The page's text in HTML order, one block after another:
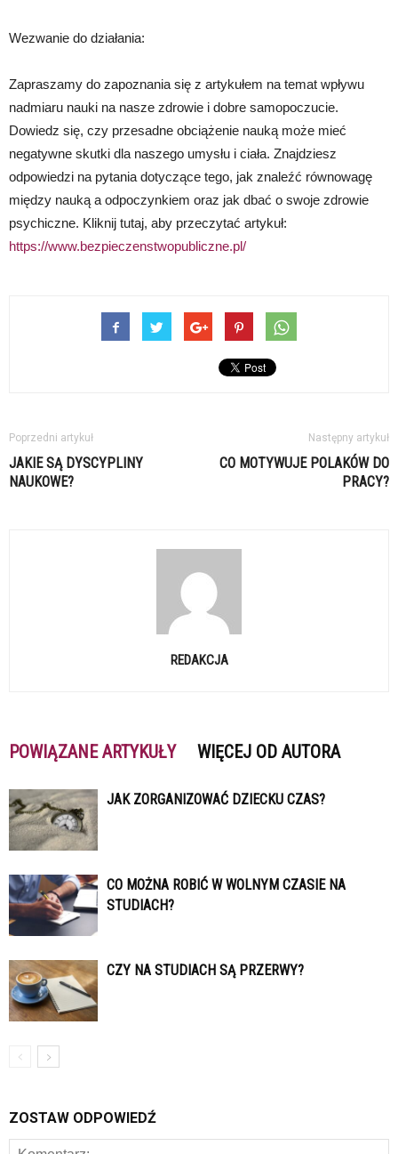
Wezwanie do działania:
Zapraszamy do zapoznania się z artykułem na temat wpływu
nadmiaru nauki na nasze zdrowie i dobre samopoczucie.
Dowiedz się, czy przesadne obciążenie nauką może mieć
negatywne skutki dla naszego umysłu i ciała. Znajdziesz
odpowiedzi na pytania dotyczące tego, jak znaleźć równowagę
między nauką a odpoczynkiem oraz jak dbać o swoje zdrowie
psychiczne. Kliknij tutaj, aby przeczytać artykuł:
https://www.bezpieczenstwopubliczne.pl/
Poprzedni artykuł
JAKIE SĄ DYSCYPLINY
NAUKOWE?
Następny artykuł
CO MOTYWUJE POLAKÓW DO
PRACY?
REDAKCJA
POWIĄZANE ARTYKUŁY WIĘCEJ OD AUTORA
JAK ZORGANIZOWAĆ DZIECKU CZAS?
CO MOŻNA ROBIĆ W WOLNYM CZASIE NA
STUDIACH?
CZY NA STUDIACH SĄ PRZERWY?
ZOSTAW ODPOWIEDŹ